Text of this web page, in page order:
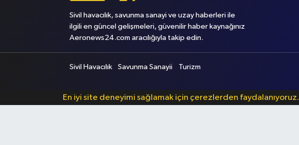
Sivil havacılık, savunma sanayi ve uzay haberleri ile
ilgili en güncel gelişmeleri, güvenilir haber kaynağınız
Aeronews24.com aracılığıyla takip edin.
Sivil Havacılık Savunma Sanayii Turizm
En iyi site deneyimi sağlamak için çerezlerden faydalanıyoruz.